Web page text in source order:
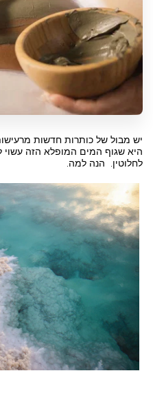
יש מבול של כותרות חדשות
היא שגוף המים המופלא הזה עשוי
לחלוטין. הנה למה.